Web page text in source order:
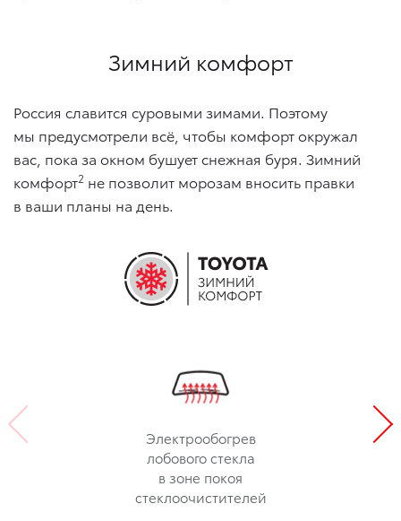
Зимний комфорт
Россия славится суровыми зимами. Поэтому
мы предусмотрели всё, чтобы комфорт окружал
вас, пока за окном бушует снежная буря. Зимний
комфорт2 не позволит морозам вносить правки
в ваши планы на день.
Электрообогрев
лобового стекла
в зоне покоя
стеклоочистителей